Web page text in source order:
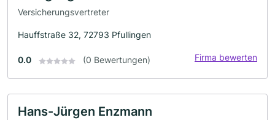
Versicherungsvertreter
Hauffstraße 32, 72793 Pfullingen
0.0 (0 Bewertungen) Firma bewerten
Hans-Jürgen Enzmann